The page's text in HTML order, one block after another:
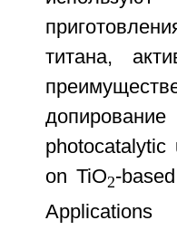
титана,
on TiO2-